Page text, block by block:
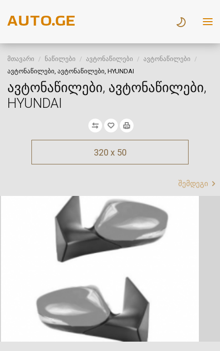
მთავარი ნაწილები ავტონაწილები
ავტონაწილები
ავტონაწილები, ავტონაწილები, HYUNDAI
ავტონაწილები, ავტონაწილები,
HYUNDAI
320 x 50
შემდეგი